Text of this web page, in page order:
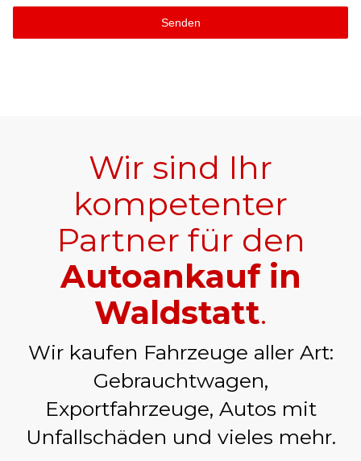
Senden
Wir sind Ihr
kompetenter
Partner für den
Autoankauf in
Waldstatt.
Wir kaufen Fahrzeuge aller Art:
Gebrauchtwagen,
Exportfahrzeuge, Autos mit
Unfallschäden und vieles mehr.